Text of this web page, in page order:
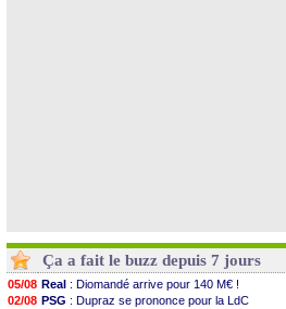
Ça a fait le buzz depuis 7 jours
05/08 Real : Diomandé arrive pour 140 M€ !
02/08 PSG : Dupraz se prononce pour la LdC